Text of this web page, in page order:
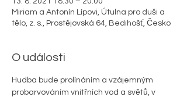
Miriam a Antonín Lípovi, Útulna pro duši a
tělo, z. s., Prostějovská 64, Bedihošť, Česko
O události
Hudba bude prolínáním a vzájemným
probarvováním vnitřních vod a světů, v